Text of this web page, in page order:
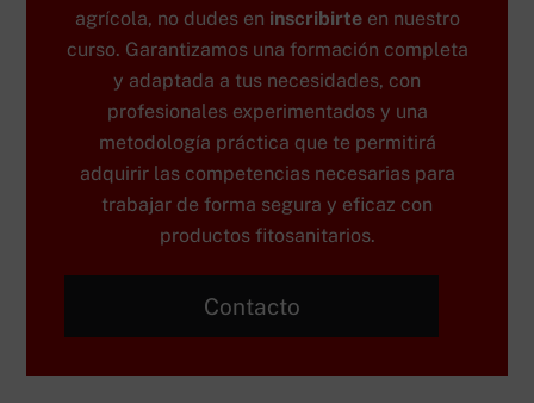
agrícola, no dudes en inscribirteen nuestro
curso. Garantizamos una formación completa
y adaptada a tus necesidades, con
profesionales experimentados y una
metodología práctica que te permitirá
adquirir las competencias necesarias para
trabajar de forma segura y eficaz con
productos fitosanitarios.
Contacto